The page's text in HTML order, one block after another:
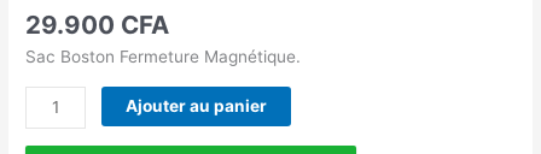
29.900 CFA
Sac Boston Fermeture Magnétique.
Ajouter au panier